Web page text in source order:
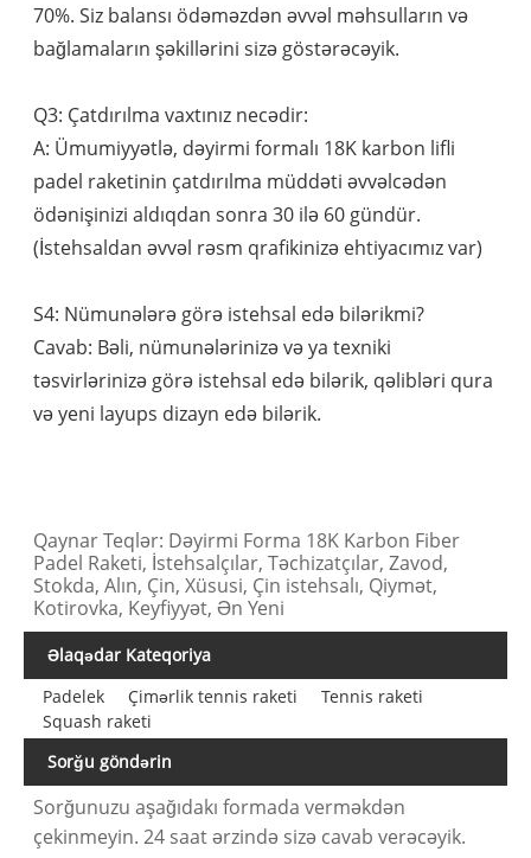
70%. Siz balansı ödəməzdən əvvəl məhsulların və
bağlamaların şəkillərini sizə göstərəcəyik.
Q3: Çatdırılma vaxtınız necədir:
A: Ümumiyyətlə, dəyirmi formalı 18K karbon lifli
padel raketinin çatdırılma müddəti əvvəlcədən
ödənişinizi aldıqdan sonra 30 ilə 60 gündür.
(İstehsaldan əvvəl rəsm qrafikinizə ehtiyacımız var)
S4: Nümunələrə görə istehsal edə bilərikmi?
Cavab: Bəli, nümunələrinizə və ya texniki
təsvirlərinizə görə istehsal edə bilərik, qəlibləri qura
və yeni layups dizayn edə bilərik.
Qaynar Teqlər: Dəyirmi Forma 18K Karbon Fiber
Padel Raketi, İstehsalçılar, Təchizatçılar, Zavod,
Stokda, Alın, Çin, Xüsusi, Çin istehsalı, Qiymət,
Kotirovka, Keyfiyyət, Ən Yeni
Əlaqədar Kateqoriya
Padelek
Çimərlik tennis raketi
Tennis raketi
Squash raketi
Sorğu göndərin
Sorğunuzu aşağıdakı formada verməkdən
çekinmeyin. 24 saat ərzində sizə cavab verəcəyik.